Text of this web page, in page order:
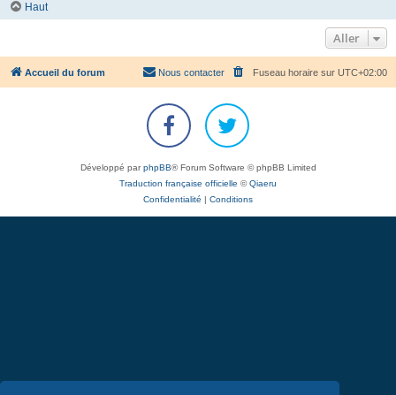
Haut
Aller
Accueil du forum Fuseau horaire sur UTC+02:00
Nous contacter
Développé parphpBB® Forum Software © phpBB Limited
Traduction française officielle ©Qiaeru
Confidentialité
Conditions